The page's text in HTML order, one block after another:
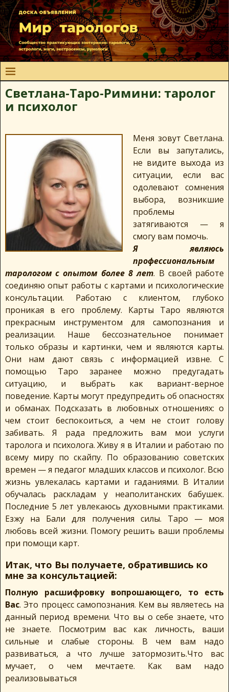
Светлана-Таро-Римини: таролог
и психолог
Меня зовут Светлана.
Если вы запутались,
не видите выхода из
ситуации, если вас
одолевают сомнения
выбора, возникшие
проблемы
затягиваются — я
смогу вам помочь.
Я являюсь
профессиональным
тарологом с опытом более 8 лет. В своей работе
соединяю опыт работы с картами и психологические
консультации. Работаю с клиентом, глубоко
проникая в его проблему. Карты Таро являются
прекрасным инструментом для самопознания и
реализации. Наше бессознательное понимает
только образы и картинки, чем и являются карты.
Они нам дают связь с информацией извне. С
помощью Таро заранее можно предугадать
ситуацию, и выбрать как вариант-верное
поведение. Карты могут предупредить об опасностях
и обманах. Подсказать в любовных отношениях: о
чем стоит беспокоиться, а чем не стоит голову
забивать.Я рада предложить вам мои услуги
таролога и психолога. Живу я в Италии и работаю по
всему миру по скайпу. По образованию советских
времен — я педагог младших классов и психолог. Всю
жизнь увлекалась картами и гаданиями. В Италии
обучалась раскладам у неаполитанских бабушек.
Последние 5 лет увлекаюсь духовными практиками.
Езжу на Бали для получения силы. Таро — моя
любовь всей жизни. Помогу решить ваши проблемы
при помощи карт.
Итак, что Вы получаете, обратившись ко
мне за консультацией:
Полную расшифровку вопрошающего, то есть
Вас. Это процесс самопознания. Кем вы являетесь на
данный период времени. Что вы о себе знаете, что
не знаете. Посмотрим вас как личность, ваши
сильные и слабые стороны. В чем вам надо
развиваться, а что лучше затормозить.Что вас
мучает, о чем мечтаете. Как вам надо
реализовываться